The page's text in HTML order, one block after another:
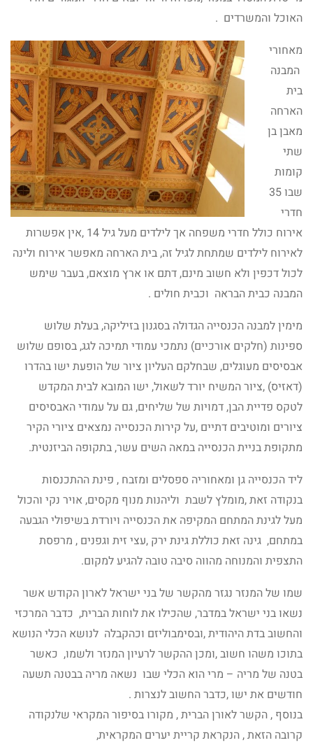
האוכל והמשרדים .
מאחורי
המבנה
בית
הארחה
מאבן בן
שתי
קומות
שבו 35
חדרי
אירוח כולל חדרי משפחה אך לילדים מעל גיל 14 ,אין אפשרות
לאירוח לילדים שמתחת לגיל זה, בית הארחה מאפשר אירוח ולינה
לכול דכפין ולא חשוב מינם, דתם או ארץ מוצאם, בעבר שימש
המבנה כבית הבראה וכבית חולים .
מימין למבנה הכנסייה הגדולה בסגנון בזיליקה, בעלת שלוש
ספינות (חלקים אורכיים) נתמכי עמודי תמיכה לגג, בסופם שלוש
אבסיסים מעוגלים, שבחלקם העליון ציור של הופעת ישו בהדרו
(דאזיס) ,ציור המשיח יורד לשאול, ישו המובא לבית המקדש
לטקס פדיית הבן, דמויות של שליחים, גם על עמודי האבסיסים
ציורים ומוטיבים דתיים ,על קירות הכנסייה נמצאים ציורי הקיר
מתקופת בניית הכנסייה במאה השים עשר, בתקופה הביזנטית.
ליד הכנסייה גן ומאחוריה ספסלים ומזבח , פינת ההתכנסות
בנקודה זאת ,מומלץ לשבת וליהנות מנוף מקסים, אויר נקי והכול
מעל לגינת המתחם המקיפה את הכנסייה ויורדת בשיפולי הגבעה
במתחם, גינה זאת כוללת גינת ירק ,עצי זית וגפנים , מרפסת
התצפית והמנוחה מהווה סיבה טובה להגיע למקום.
שמו של המנזר נגזר מהקשר של בני ישראל לארון הקודש אשר
נשאו בני ישראל במדבר, שהכילו את לוחות הברית, כדבר המרכזי
והחשוב בדת היהודית ,ובסימבוליזם וכהקבלה לנושא הכלי הנושא
בתוכו משהו חשוב ,ומכן ההקשר לרעיון המנזר ולשמו, כאשר
בטנה של מריה – מרי הוא הכלי שבו נשאה מריה בבטנה תשעה
חודשים את ישו ,כדבר החשוב לנצרות .
בנוסף , הקשר לאורן הברית , מקורו בסיפור המקראי שלנקודה
קרובה הזאת , הנקראת קריית יערים המקראית,